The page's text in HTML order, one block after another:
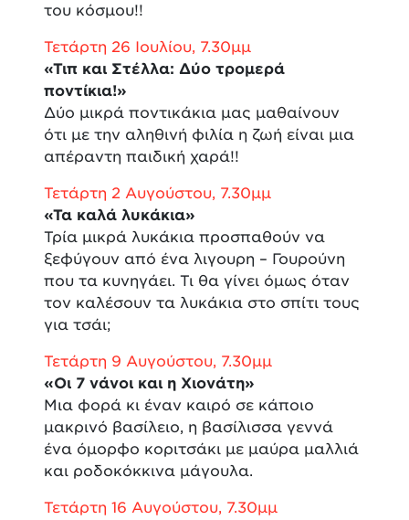
του κόσμου!!
Τετάρτη 26 Ιουλίου, 7.30μμ
«Τιπ και Στέλλα: Δύο τρομερά
ποντίκια!»
Δύο μικρά ποντικάκια μας μαθαίνουν
ότι με την αληθινή φιλία η ζωή είναι μια
απέραντη παιδική χαρά!!
Τετάρτη 2 Αυγούστου, 7.30μμ
«Τα καλά λυκάκια»
Τρία μικρά λυκάκια προσπαθούν να
ξεφύγουν από ένα λιγουρη – Γουρούνη
που τα κυνηγάει. Τι θα γίνει όμως όταν
τον καλέσουν τα λυκάκια στο σπίτι τους
για τσάι;
Τετάρτη 9 Αυγούστου, 7.30μμ
«Οι 7 νάνοι και η Χιονάτη»
Μια φορά κι έναν καιρό σε κάποιο
μακρινό βασίλειο, η βασίλισσα γεννά
ένα όμορφο κοριτσάκι με μαύρα μαλλιά
και ροδοκόκκινα μάγουλα.
Τετάρτη 16 Αυγούστου, 7.30μμ